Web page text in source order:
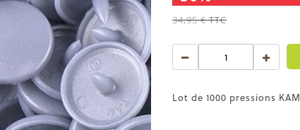
34,95 €TTC
Lot de 1000 pressions KAM